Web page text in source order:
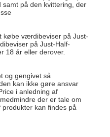
på den kvittering, der
købe værdibeviser på Just-
på Just-Half-
18 år eller derover.
og gengivet så
kan ikke gøre ansvar
i anledning af
der er tale om
kan findes på